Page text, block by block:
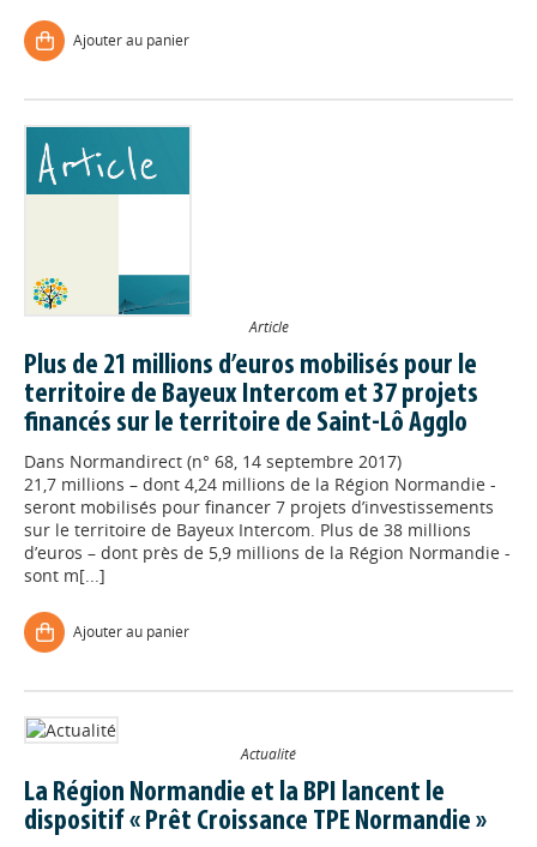
Ajouter au panier
Article
Plus de 21 millions d’euros mobilisés pour le
territoire de Bayeux Intercom et 37 projets
financés sur le territoire de Saint-Lô Agglo
Dans Normandirect (n° 68, 14 septembre 2017)
21,7 millions – dont 4,24 millions de la Région Normandie -
seront mobilisés pour financer 7 projets d’investissements
sur le territoire de Bayeux Intercom. Plus de 38 millions
d’euros – dont près de 5,9 millions de la Région Normandie -
sont m[...]
Ajouter au panier
Actualité
La Région Normandie et la BPI lancent le
dispositif « Prêt Croissance TPE Normandie »